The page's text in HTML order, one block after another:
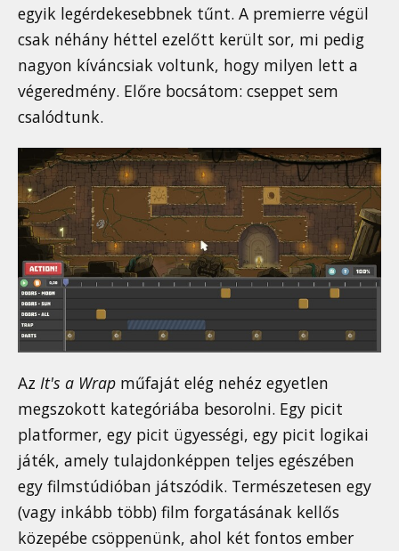
egyik legérdekesebbnek tűnt. A premierre végül
csak néhány héttel ezelőtt került sor, mi pedig
nagyon kíváncsiak voltunk, hogy milyen lett a
végeredmény. Előre bocsátom: cseppet sem
csalódtunk.
Az It's a Wrap műfaját elég nehéz egyetlen
megszokott kategóriába besorolni. Egy picit
platformer, egy picit ügyességi, egy picit logikai
játék, amely tulajdonképpen teljes egészében
egy filmstúdióban játszódik. Természetesen egy
(vagy inkább több) film forgatásának kellős
közepébe csöppenünk, ahol két fontos ember